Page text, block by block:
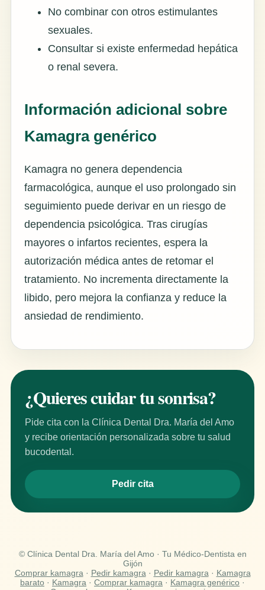
No combinar con otros estimulantes
sexuales.
Consultar si existe enfermedad hepática
o renal severa.
Información adicional sobre
Kamagra genérico
Kamagra no genera dependencia
farmacológica, aunque el uso prolongado sin
seguimiento puede derivar en un riesgo de
dependencia psicológica. Tras cirugías
mayores o infartos recientes, espera la
autorización médica antes de retomar el
tratamiento. No incrementa directamente la
libido, pero mejora la confianza y reduce la
ansiedad de rendimiento.
¿Quieres cuidar tu sonrisa?
Pide cita con la Clínica Dental Dra. María del Amo
y recibe orientación personalizada sobre tu salud
bucodental.
Pedir cita
© Clínica Dental Dra. María del Amo · Tu Médico-Dentista en
Gijón
Comprar kamagra · Pedir kamagra · Pedir kamagra · Kamagra
barato · Kamagra · Comprar kamagra · Kamagra genérico ·